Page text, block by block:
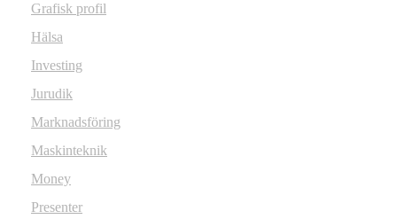
Grafisk profil
Hälsa
Investing
Jurudik
Marknadsföring
Maskinteknik
Money
Presenter